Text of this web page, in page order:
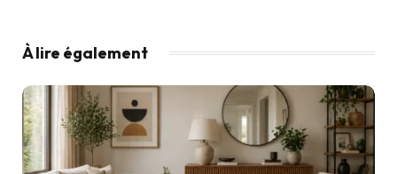
À lire également